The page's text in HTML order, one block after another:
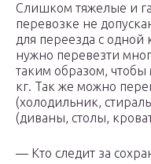
Слишком тяжелые и
перевозке не
для переезда с
нужно перевезти
таким образом,
кг. Так же можно
(холодильник,
(диваны, столы,
— Кто следит за